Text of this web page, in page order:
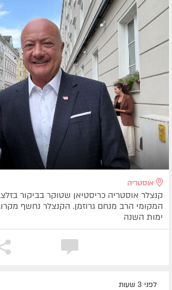
אוסטריה
קנצלר אוסטריה כריסטיאן שטוקר בביקור
המקומי הרב מנחם גרוזמן. הקנצלר נחשף
ימות השנה
לפני 3 שעות